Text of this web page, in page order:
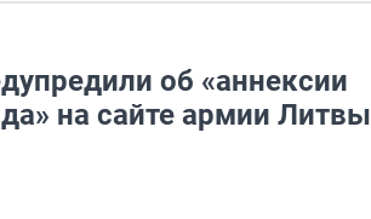
об «аннексии
на сайте армии Литвы